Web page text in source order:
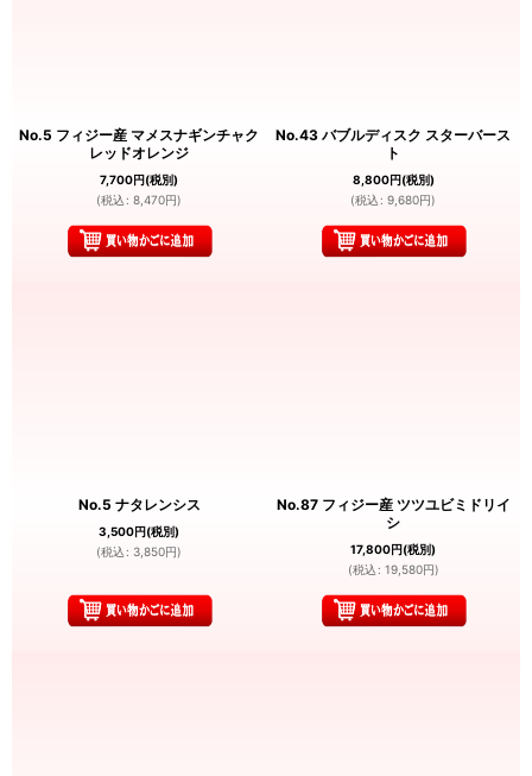
No.5 フィジー産 マメスナギンチャク
レッドオレンジ
7,700円(税別)
(税込 : 8,470円)
No.43 バブルディスク スターバース
ト
8,800円(税別)
(税込 : 9,680円)
No.5 ナタレンシス
3,500円(税別)
(税込 : 3,850円)
No.87 フィジー産 ツツユビミドリイ
シ
17,800円(税別)
(税込 : 19,580円)